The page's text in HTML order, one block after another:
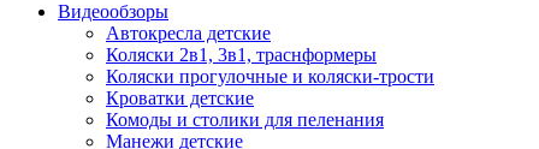
Видеообзоры
Автокресла детские
Коляски 2в1, 3в1, траснформеры
Коляски прогулочные и коляски-трости
Кроватки детские
Комоды и столики для пеленания
Манежи детские